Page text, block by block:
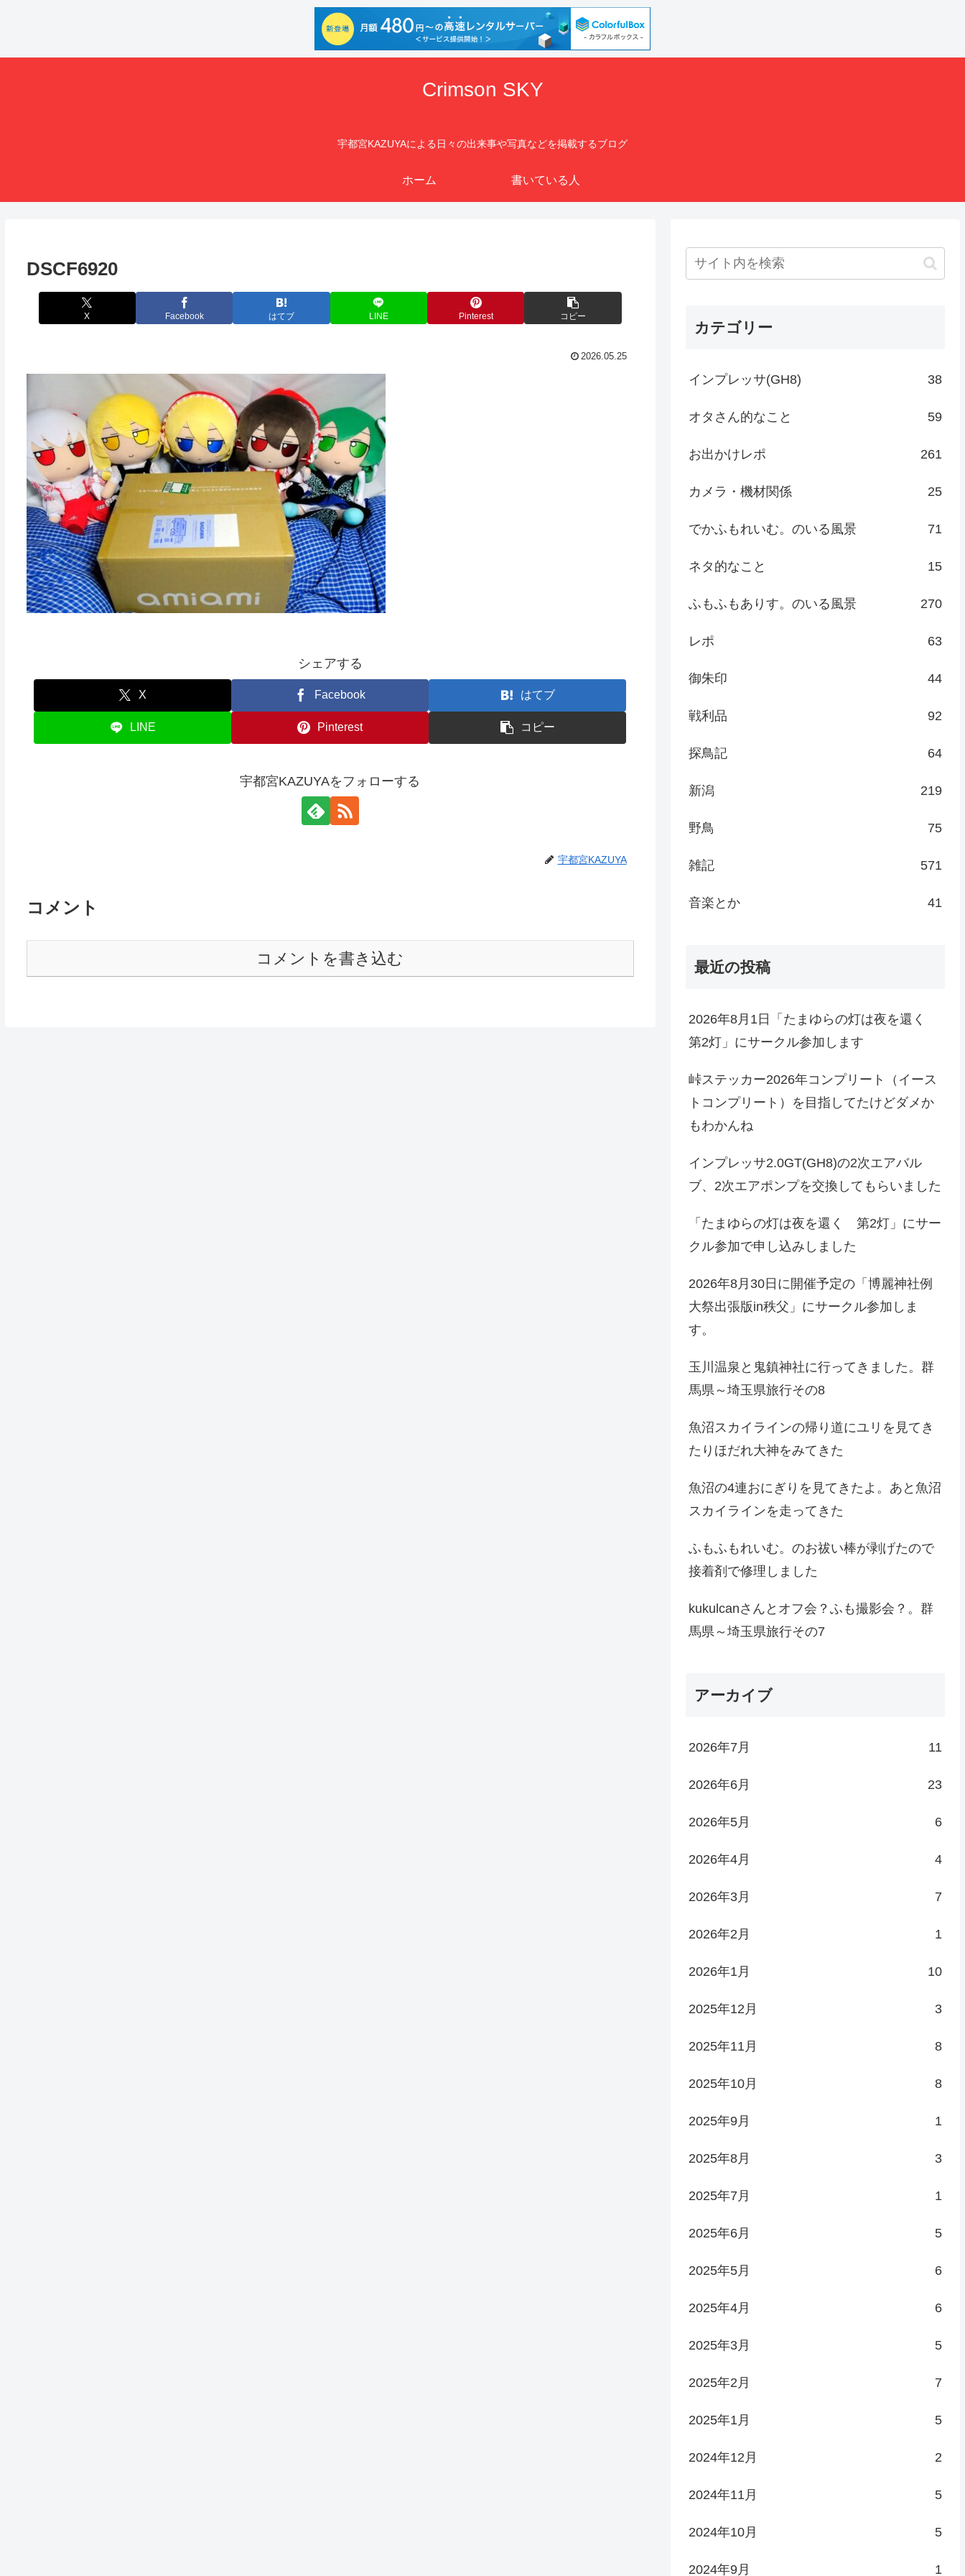
Crimson SKY
宇都宮KAZUYAによる日々の出来事や写真などを掲載するブログ
ホーム 書いている人
DSCF6920
X Facebook はてブ LINE Pinterest コピー
2026.05.25
シェアする
X Facebook はてブ
LINE Pinterest コピー
宇都宮KAZUYAをフォローする
宇都宮KAZUYA
コメント
コメントを書き込む
カテゴリー
インプレッサ(GH8) 38
オタさん的なこと 59
お出かけレポ 261
カメラ・機材関係 25
でかふもれいむ。のいる風景 71
ネタ的なこと 15
ふもふもありす。のいる風景 270
レポ 63
御朱印 44
戦利品 92
探鳥記 64
新潟 219
野鳥 75
雑記 571
音楽とか 41
最近の投稿
2026年8月1日「たまゆらの灯は夜を還く
第2灯」にサークル参加します
峠ステッカー2026年コンプリート（イース
トコンプリート）を目指してたけどダメか
もわかんね
インプレッサ2.0GT(GH8)の2次エアバル
ブ、2次エアポンプを交換してもらいました
「たまゆらの灯は夜を還く 第2灯」にサー
クル参加で申し込みしました
2026年8月30日に開催予定の「博麗神社例
大祭出張版in秩父」にサークル参加しま
す。
玉川温泉と鬼鎮神社に行ってきました。群
馬県～埼玉県旅行その8
魚沼スカイラインの帰り道にユリを見てき
たりほだれ大神をみてきた
魚沼の4連おにぎりを見てきたよ。あと魚沼
スカイラインを走ってきた
ふもふもれいむ。のお祓い棒が剥げたので
接着剤で修理しました
kukulcanさんとオフ会？ふも撮影会？。群
馬県～埼玉県旅行その7
アーカイブ
2026年7月 11
2026年6月 23
2026年5月 6
2026年4月 4
2026年3月 7
2026年2月 1
2026年1月 10
2025年12月 3
2025年11月 8
2025年10月 8
2025年9月 1
2025年8月 3
2025年7月 1
2025年6月 5
2025年5月 6
2025年4月 6
2025年3月 5
2025年2月 7
2025年1月 5
2024年12月 2
2024年11月 5
2024年10月 5
2024年9月 1